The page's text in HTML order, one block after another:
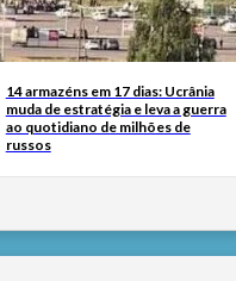
14 armazéns em 17 dias: Ucrânia
muda de estratégia e leva a guerra
ao quotidiano de milhões de
russos